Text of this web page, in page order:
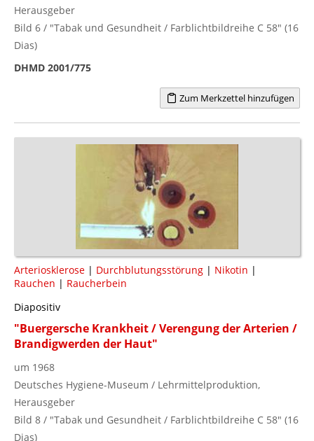
Herausgeber
Bild 6 / "Tabak und Gesundheit / Farblichtbildreihe C 58" (16
Dias)
DHMD 2001/775
Zum Merkzettel hinzufügen
Arteriosklerose | Durchblutungsstörung | Nikotin |
Rauchen | Raucherbein
Diapositiv
"Buergersche Krankheit / Verengung der Arterien /
Brandigwerden der Haut"
um 1968
Deutsches Hygiene-Museum / Lehrmittelproduktion,
Herausgeber
Bild 8 / "Tabak und Gesundheit / Farblichtbildreihe C 58" (16
Dias)